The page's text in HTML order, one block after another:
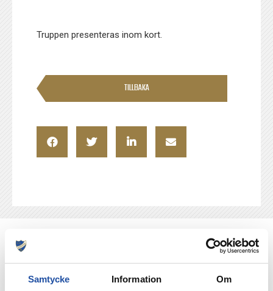
Samtycke Information Om
Truppen presenteras inom kort.
TILLBAKA
NYHETER